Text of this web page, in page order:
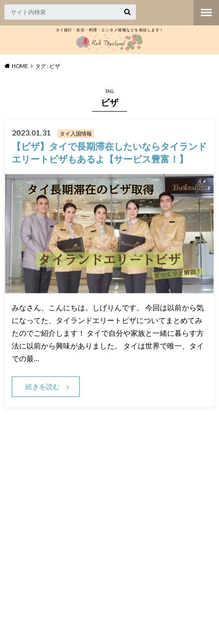
タイ旅行・在住・料理・エンタメ情報などを発信します！
HOME タグ : ビザ
TAG
ビザ
2023.01.31 タイ入国情報
【ビザ】タイで長期滞在したいならタイランド
エリートビザもあるよ【サービス豊富！】
みなさん、こんにちは。しげりんです。 今回は以前から気
になってた、タイランドエリートビザについてまとめてみ
たのでご紹介します！ タイで自分や家族と一緒に暮らす方
法に以前から興味がありました。 タイは世界で唯一、タイ
での最…
続きを読む